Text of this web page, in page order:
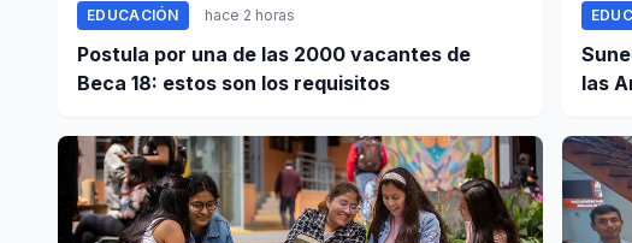
EDUCACIÓN hace 2 horas
Postula por una de las 2000 vacantes de
Beca 18: estos son los requisitos
las